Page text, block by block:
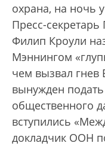
охрана, на ночь
Пресс-
Филип Кроули
Мэннингом
чем вызвал гнев
вынужден подать
общественного
вступились
докладчик ООН